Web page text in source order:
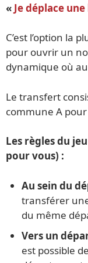
« Je déplace
C’est l’option la
pour ouvrir un
dynamique où
Le transfert
commune A
Les règles du
pour vous) :
Au sein du
transférer
du même
Vers un
est possible